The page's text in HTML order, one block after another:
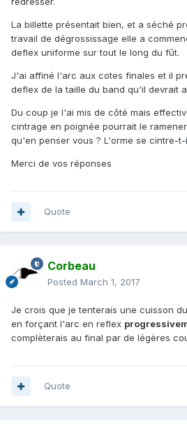
La billette présentait bien, et a séché
travail de dégrossissage elle a
deflex uniforme sur tout le long du fût.
J'ai affiné l'arc aux cotes finales et il
deflex de la taille du band qu'il devrait
Du coup je l'ai mis de côté mais
cintrage en poignée pourrait le
qu'en penser vous ? L'orme se cintre-t-
Merci de vos réponses
Quote
Corbeau
Posted March 1, 2017
Je crois que je tenterais une cuisson
en forçant l'arc en reflex
complèterais au final par de légères
Quote